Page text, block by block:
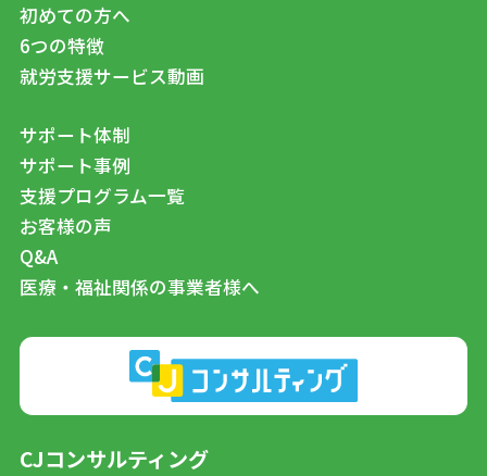
初めての方へ
6つの特徴
就労支援サービス動画
サポート体制
サポート事例
支援プログラム一覧
お客様の声
Q&A
医療・福祉関係の事業者様へ
CJコンサルティング